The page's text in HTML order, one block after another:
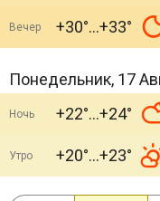
Вечер +30° +33°
Понедельник, 17
Ночь +22° +24°
Утро +20° +23°